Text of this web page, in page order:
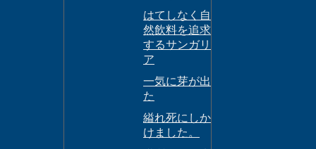
はてしなく自
然飲料を追求
するサンガリ
ア
一気に芽が出
た
縊れ死にしか
けました。